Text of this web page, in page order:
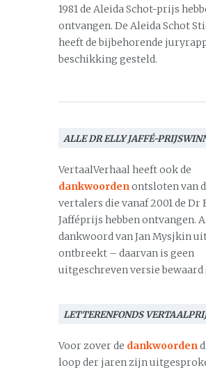
1981 de Aleida Schot-prijs
ontvangen. De Aleida Schot
heeft de bijbehorende
beschikking gesteld.
ALLE DR ELLY JAFFÉ-
VertaalVerhaal heeft ook de
dankwoordenontsloten van
vertalers die vanaf 2001 de Dr
Jafféprijs hebben ontvangen.
dankwoord van Jan Mysjkin
ontbreekt – daarvan is geen
uitgeschreven versie bewaard
LETTERENFONDS
Voor zover de dankwoorden
loop der jaren zijn